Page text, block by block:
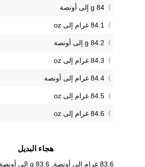
84 g إلى أونصة
84.1 غرام إلى oz
84.2 g إلى أونصة
84.3 غرام إلى oz
84.4 غرام إلى أونصة
84.5 غرام إلى oz
84.6 غرام إلى oz
هجاء البديل